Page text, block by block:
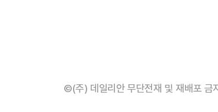
©(주) 데일리안 무단전재 및 재배포 금